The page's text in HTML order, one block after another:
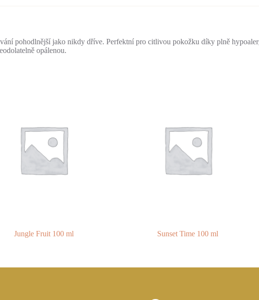
pohodlnější jako nikdy dříve. Perfektní pro citlivou pokožku díky plně
opálenou.
Jungle Fruit 100 ml Sunset Time 100 ml